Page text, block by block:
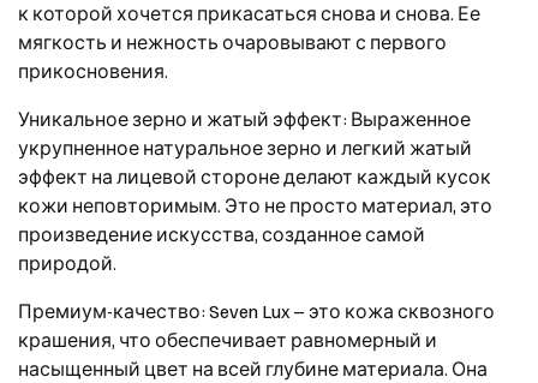
к которой хочется прикасаться снова и снова. Ее
мягкость и нежность очаровывают с первого
прикосновения.
Уникальное зерно и жатый эффект: Выраженное
укрупненное натуральное зерно и легкий жатый
эффект на лицевой стороне делают каждый кусок
кожи неповторимым. Это не просто материал, это
произведение искусства, созданное самой
природой.
Премиум-качество: Seven Lux – это кожа сквозного
крашения, что обеспечивает равномерный и
насыщенный цвет на всей глубине материала. Она